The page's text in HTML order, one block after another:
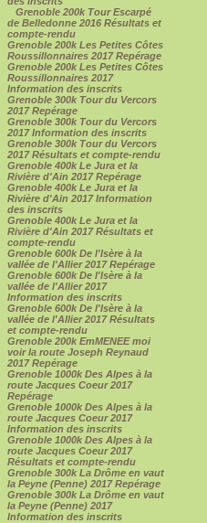
Grenoble 200k Tour Escarpé
de Belledonne 2016 Résultats et
compte-rendu
Grenoble 200k Les Petites Côtes
Roussillonnaires 2017 Repérage
Grenoble 200k Les Petites Côtes
Roussillonnaires 2017
Information des inscrits
Grenoble 300k Tour du Vercors
2017 Repérage
Grenoble 300k Tour du Vercors
2017 Information des inscrits
Grenoble 300k Tour du Vercors
2017 Résultats et compte-rendu
Grenoble 400k Le Jura et la
Rivière d'Ain 2017 Repérage
Grenoble 400k Le Jura et la
Rivière d'Ain 2017 Information
des inscrits
Grenoble 400k Le Jura et la
Rivière d'Ain 2017 Résultats et
compte-rendu
Grenoble 600k De l'Isère à la
vallée de l'Allier 2017 Repérage
Grenoble 600k De l'Isère à la
vallée de l'Allier 2017
Information des inscrits
Grenoble 600k De l'Isère à la
vallée de l'Allier 2017 Résultats
et compte-rendu
Grenoble 200k EmMENEE moi
voir la route Joseph Reynaud
2017 Repérage
Grenoble 1000k Des Alpes à la
route Jacques Coeur 2017
Repérage
Grenoble 1000k Des Alpes à la
route Jacques Coeur 2017
Information des inscrits
Grenoble 1000k Des Alpes à la
route Jacques Coeur 2017
Résultats et compte-rendu
Grenoble 300k La Drôme en vaut
la Peyne (Penne) 2017 Repérage
Grenoble 300k La Drôme en vaut
la Peyne (Penne) 2017
Information des inscrits